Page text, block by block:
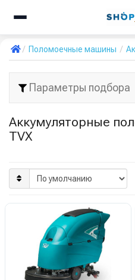
Поломоечные машины
Параметры подбора
Аккумуляторные
TVX